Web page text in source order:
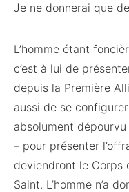
Je ne donnerai que
L’homme étant
c’est à lui de
depuis la Première
aussi de se
absolument
– pour présenter
deviendront le Corps
Saint. L’homme n’a